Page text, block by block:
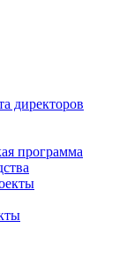
директоров
программа